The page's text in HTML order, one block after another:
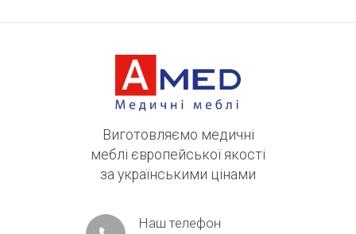
Виготовляємо медичні
меблі європейської якості
за українськими цінами
Наш телефон